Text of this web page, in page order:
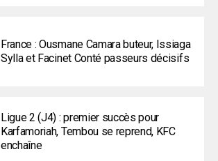
France : Ousmane Camara buteur, Issiaga
Sylla et Facinet Conté passeurs décisifs
Ligue 2 (J4) : premier succès pour
Karfamoriah, Tembou se reprend, KFC
enchaîne